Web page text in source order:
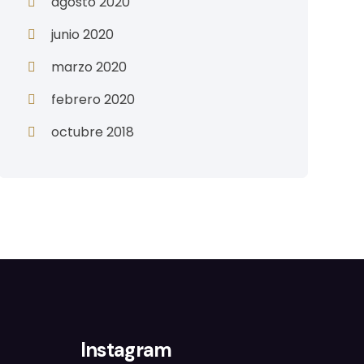
junio 2020
marzo 2020
febrero 2020
octubre 2018
Instagram